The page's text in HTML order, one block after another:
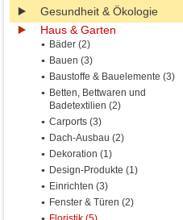
Gesundheit & Ökologie
Haus & Garten
Bäder (2)
Bauen (3)
Baustoffe & Bauelemente (3)
Betten, Bettwaren und
Badetextilien (2)
Carports (3)
Dach-Ausbau (2)
Dekoration (1)
Design-Produkte (1)
Einrichten (3)
Fenster & Türen (2)